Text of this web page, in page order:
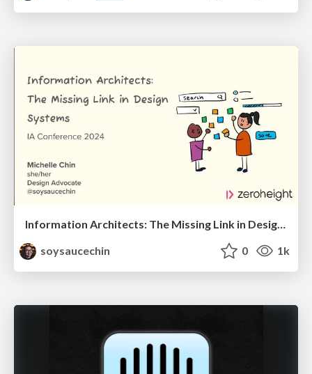
Information Architects: The Missing Link in Design Systems
soysaucechin
0 1k